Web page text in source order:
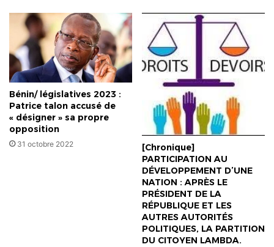
Bénin/ législatives 2023 :
Patrice talon accusé de
« désigner » sa propre
opposition
31 octobre 2022
[Chronique]
PARTICIPATION AU
DÉVELOPPEMENT D’UNE
NATION : APRÈS LE
PRÉSIDENT DE LA
RÉPUBLIQUE ET LES
AUTRES AUTORITÉS
POLITIQUES, LA PARTITION
DU CITOYEN LAMBDA.